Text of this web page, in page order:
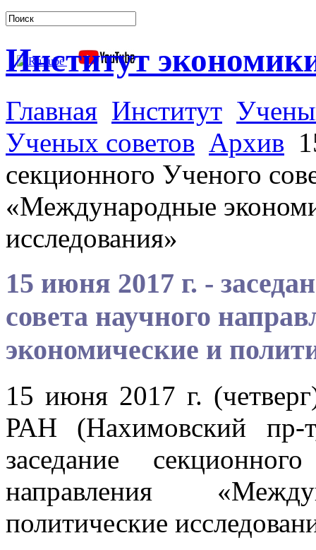
Институт
Главная Институт
Ученых советов Архив
секционного Ученого
«Международные
исследования»
15 июня 2017 г. -
совета научного
экономические и
15 июня 2017 г.
РАН (Нахимовский пр-
заседание
направления
политические